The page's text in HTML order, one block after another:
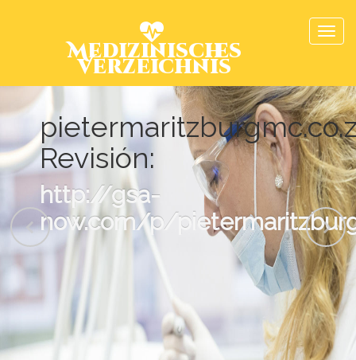
Medizinisches
Verzeichnis
Revisión:
http://gsa-
now.com/p/